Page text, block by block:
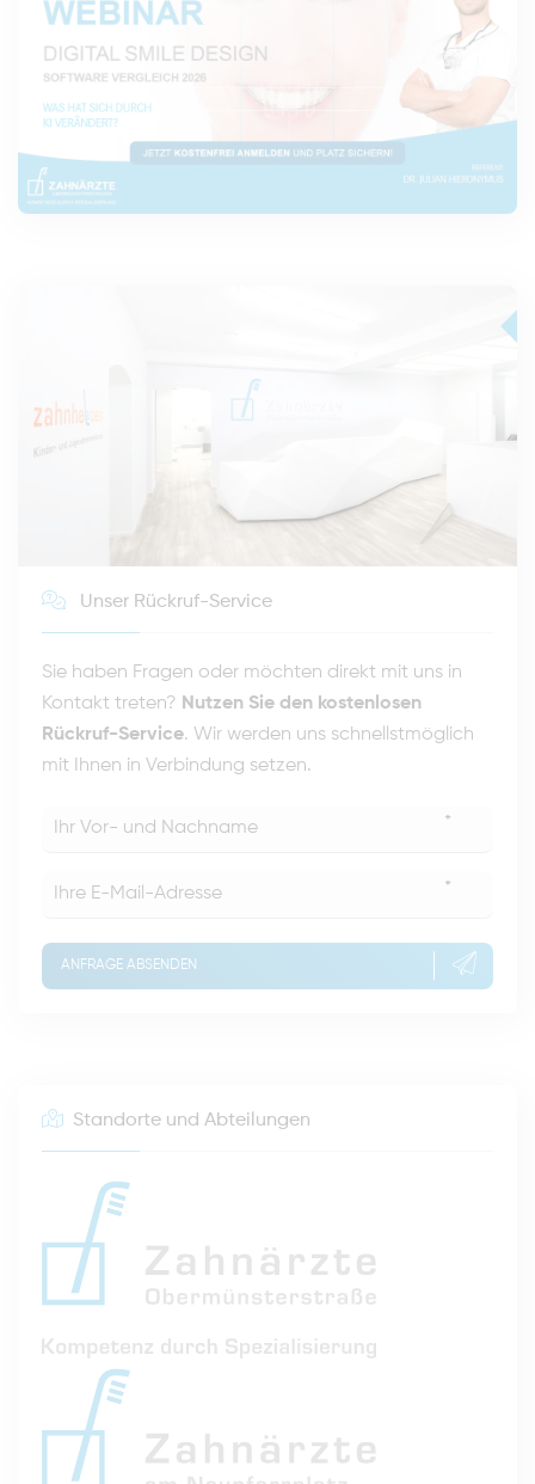
Unser Rückruf-Service
Sie haben Fragen oder möchten direkt mit uns in
Kontakt treten? Nutzen Sie den kostenlosen
Rückruf-Service. Wir werden uns schnellstmöglich
mit Ihnen in Verbindung setzen.
*
*
ANFRAGE ABSENDEN
Standorte und Abteilungen